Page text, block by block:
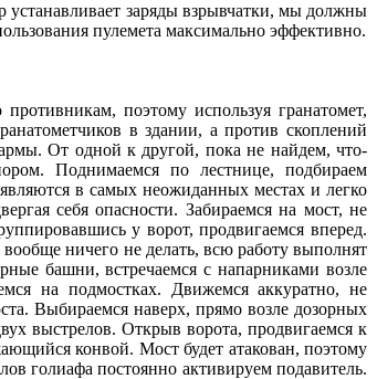
заряды взрывчатки, мы должны
пулемета максимально эффективно.
поэтому используя гранатомет,
в здании, а против скоплений
От одной к другой, пока не найдем, что-
Поднимаемся по лестнице, подбираем
в самых неожиданных местах и легко
себя опасности. Забираемся на мост, не
у ворот, продвигаемся вперед.
ничего не делать, всю работу выполнят
башни, встречаемся с напарниками возле
на подмостках. Движемся аккуратно, не
Выбираемся наверх, прямо возле дозорных
выстрелов. Открыв ворота, продвигаемся к
конвой. Мост будет атакован, поэтому
голиафа постоянно активируем подавитель.